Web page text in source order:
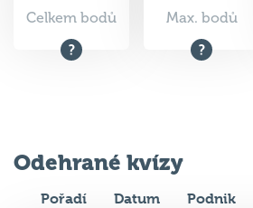
Celkem bodů Max. bodů
Odehrané kvízy
Pořadí Datum Podnik